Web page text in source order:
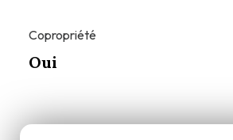
Copropriété
Oui